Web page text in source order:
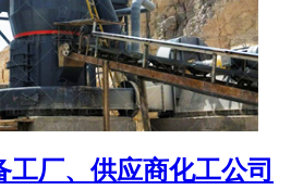
工厂、供应商化工公司